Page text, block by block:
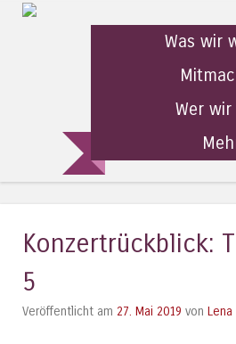
Was wir
Wer wir
Konzertrückblick:
5
Veröffentlicht am 27. Mai 2019 von Lena